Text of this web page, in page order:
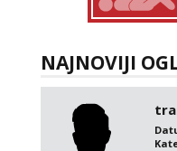
NAJNOVIJI